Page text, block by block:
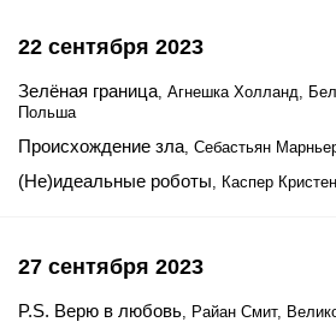
22 сентября 2023
Зелёная граница, Агнешка Холланд,
Польша
Происхождение зла, Себастьян
(Не)идеальные роботы, Каспер
27 сентября 2023
P.S. Верю в любовь, Райан Смит,